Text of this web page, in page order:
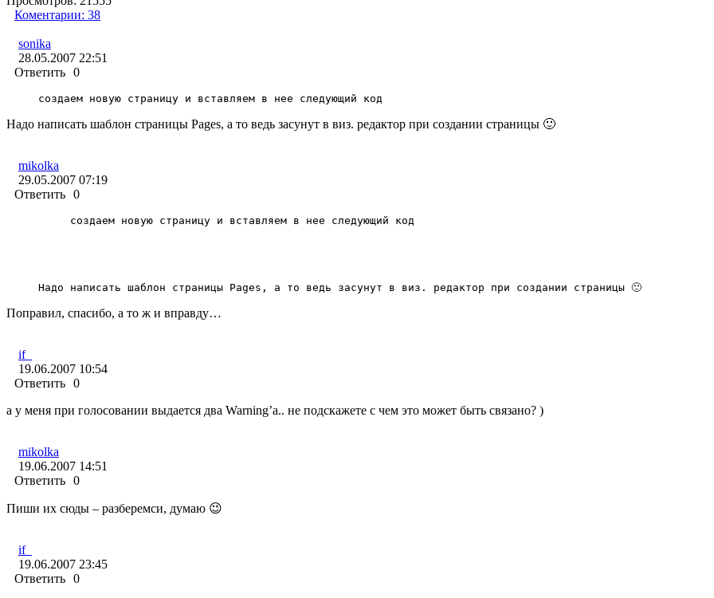
Коментарии: 38
sonika
28.05.2007 22:51
Ответить 0
создаем новую страницу и вставляем в нее следующий код
Надо написать шаблон страницы Pages, а то ведь засунут в виз. редактор при создании страницы 🙂
mikolka
29.05.2007 07:19
Ответить 0
создаем новую страницу и вставляем в нее следующий код
Надо написать шаблон страницы Pages, а то ведь засунут в виз. редактор при создании страницы 🙂
Поправил, спасибо, а то ж и вправду…
if_
19.06.2007 10:54
Ответить 0
а у меня при голосовании выдается два Warning’а.. не подскажете с чем это может быть связано? )
mikolka
19.06.2007 14:51
Ответить 0
Пиши их сюды – разберемси, думаю 😉
if_
19.06.2007 23:45
Ответить 0